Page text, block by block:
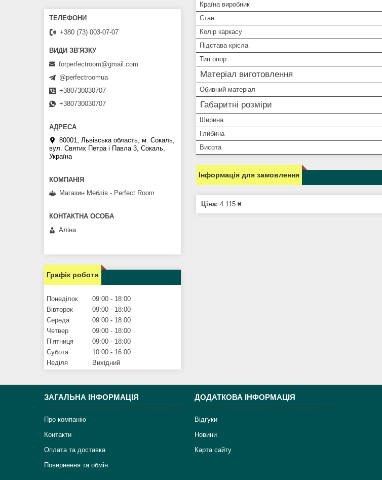
Країна виробник
Стан
Колір каркасу
Підстава крісла
Тип опор
Матеріал виготовлення
Обивний матеріал
Габаритні розміри
Ширина
Глибина
Висота
Інформація для замовлення
Ціна: 4 115 ₴
+380 (73) 003-07-07
forperfectroom@gmail.com
@perfectroomua
+380730030707
+380730030707
80001, Львівська область, м. Сокаль,
вул. Святих Петра і Павла 3, Сокаль,
Україна
Магазин Меблів - Perfect Room
Аліна
Графік роботи
Понеділок 09:00
18:00
Вівторок
09:00
18:00
Середа
09:00
18:00
Четвер
09:00
18:00
Пʼятниця
09:00
18:00
Субота
10:00
16:00
Неділя
Вихідний
ЗАГАЛЬНА ІНФОРМАЦІЯ
Про компанію
Контакти
Оплата та доставка
Повернення та обмін
ДОДАТКОВА ІНФОРМАЦІЯ
Відгуки
Новини
Карта сайту